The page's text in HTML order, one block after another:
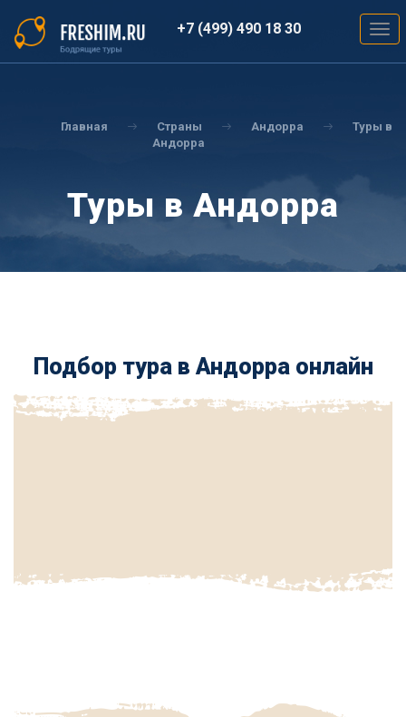
основному
содержанию
+7 (499) 490 18 30
Главная Страны Андорра
Туры в
Андорра
Туры в Андорра
Подбор тура в Андорра онлайн